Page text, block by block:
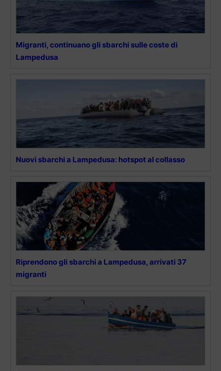
Migranti, continuano gli sbarchi sulle coste di
Lampedusa
Nuovi sbarchi a Lampedusa: hotspot al collasso
Riprendono gli sbarchi a Lampedusa, arrivati 37
migranti